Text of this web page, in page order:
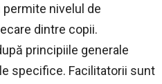
nivelul de
dintre copii.
principiile generale
specifice. Facilitatorii sunt